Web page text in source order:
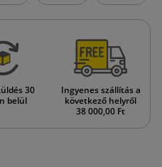
30
belül
Ingyenes szállítás a
következő helyről
38 000,00 Ft